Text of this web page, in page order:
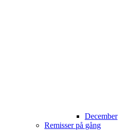
December
Remisser på gång